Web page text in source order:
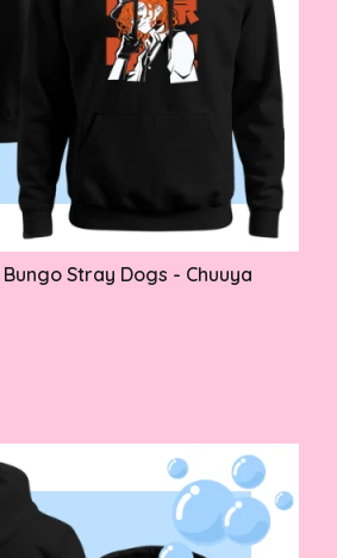
Bungo Stray Dogs - Chuuya